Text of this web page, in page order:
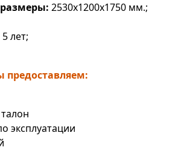
2530x1200x1750 мм.;
лет;
предоставляем:
эксплуатации